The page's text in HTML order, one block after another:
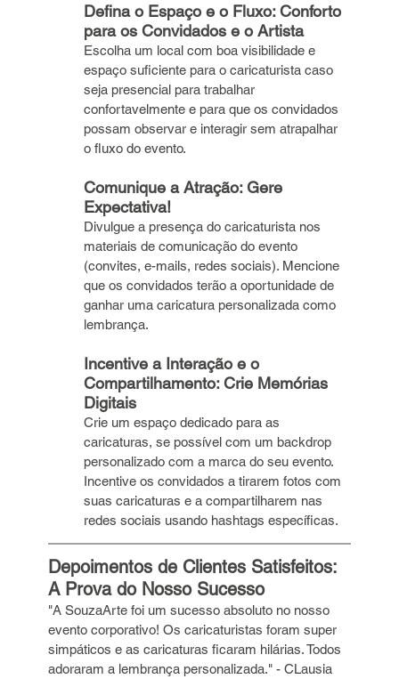
Defina o Espaço e o Fluxo: Conforto
para os Convidados e o Artista
Escolha um local com boa visibilidade e
espaço suficiente para o caricaturista caso
seja presencial para trabalhar
confortavelmente e para que os convidados
possam observar e interagir sem atrapalhar
o fluxo do evento.
Comunique a Atração: Gere
Expectativa!
Divulgue a presença do caricaturista nos
materiais de comunicação do evento
(convites, e-mails, redes sociais). Mencione
que os convidados terão a oportunidade de
ganhar uma caricatura personalizada como
lembrança.
Incentive a Interação e o
Compartilhamento: Crie Memórias
Digitais
Crie um espaço dedicado para as
caricaturas, se possível com um backdrop
personalizado com a marca do seu evento.
Incentive os convidados a tirarem fotos com
suas caricaturas e a compartilharem nas
redes sociais usando hashtags específicas.
Depoimentos de Clientes Satisfeitos:
A Prova do Nosso Sucesso
"A SouzaArte foi um sucesso absoluto no nosso
evento corporativo! Os caricaturistas foram super
simpáticos e as caricaturas ficaram hilárias. Todos
adoraram a lembrança personalizada." - CLausia